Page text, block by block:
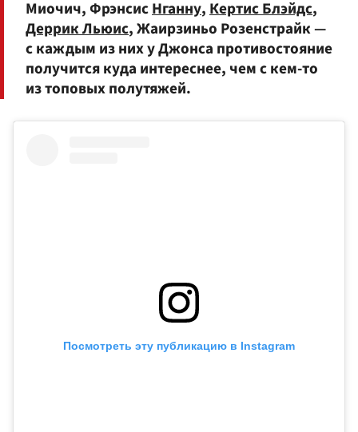
Миочич, ФрэнсисНганну, Кертис Блэйдс,
Деррик Льюис, Жаирзиньо Розенстрайк —
с каждым из них у Джонса противостояние
получится куда интереснее, чем с кем-то
из топовых полутяжей.
Посмотреть эту публикацию в Instagram